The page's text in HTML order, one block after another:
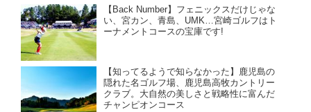
【Back Number】フェニックスだけじゃな
い、宮カン、青島、UMK…宮崎ゴルフはト
ーナメントコースの宝庫です!
【知ってるようで知らなかった】鹿児島の
隠れた名ゴルフ場、鹿児島高牧カントリー
クラブ。大自然の美しさと戦略性に富んだ
チャンピオンコース